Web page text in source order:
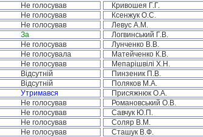
Не голосував Кривошея Г.Г.
Не голосував Ксенжук О.С.
Не голосував Левус А.М.
За Логвинський Г.В.
Не голосував Лунченко В.В.
Не голосувала Матейченко К.В.
Не голосував Мепарішвілі Х.Н.
Відсутній Пинзеник П.В.
Відсутній Поляков М.А.
Утримався Присяжнюк О.А.
Не голосував Романовський О.В.
Не голосував Савчук Ю.П.
Не голосував Соляр В.М.
Не голосував Сташук В.Ф.